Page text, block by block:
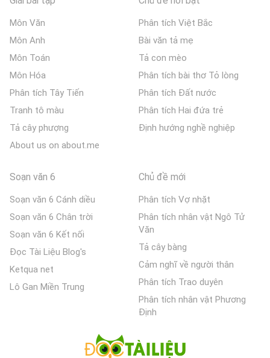
Môn Văn
Môn Anh
Môn Toán
Môn Hóa
Phân tích Tây Tiến
Tranh tô màu
Tả cây phượng
About us on about.me
Phân tích Việt Bắc
Bài văn tả mẹ
Tả con mèo
Phân tích bài thơ Tỏ lòng
Phân tích Đất nước
Phân tích Hai đứa trẻ
Định hướng nghề nghiệp
Soạn văn 6
Soạn văn 6 Cánh diều
Soạn văn 6 Chân trời
Soạn văn 6 Kết nối
Đọc Tài Liệu Blog's
Ketqua net
Lô Gan Miền Trung
Chủ đề mới
Phân tích Vợ nhặt
Phân tích nhân vật Ngô Tử
Văn
Tả cây bàng
Cảm nghĩ về người thân
Phân tích Trao duyên
Phân tích nhân vật Phương
Định